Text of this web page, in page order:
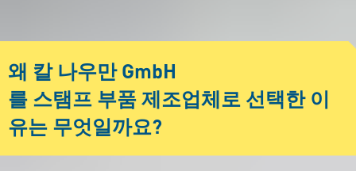
왜 칼 나우만 GmbH
를 스탬프 부품 제조업체로 선택한 이
유는 무엇일까요?